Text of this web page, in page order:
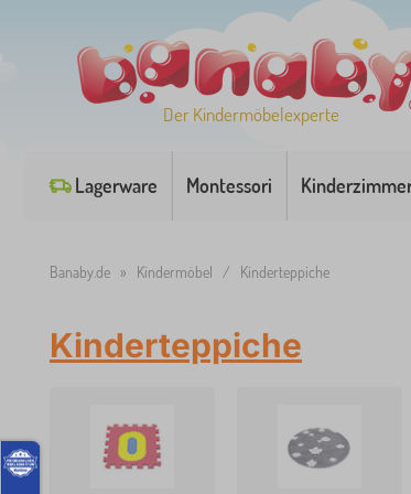
Der Kindermöbelexperte
Lagerware Montessori
Banaby.de » Kindermöbel / Kinderteppiche
Kinderteppiche